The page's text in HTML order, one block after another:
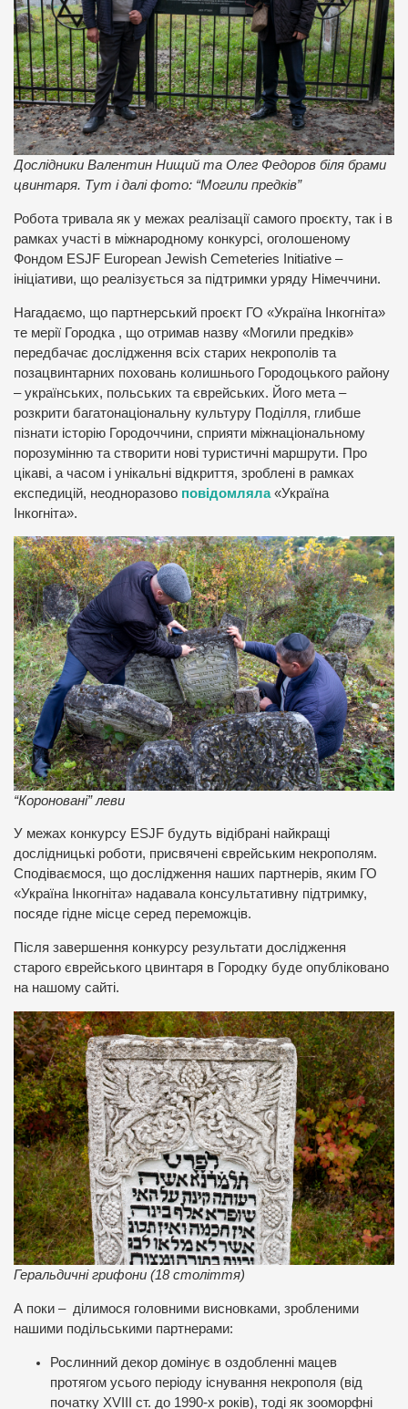
Дослідники Валентин Нищий та Олег Федоров біля брами
цвинтаря. Тут і далі фото: “Могили предків”
Робота тривала як у межах реалізації самого проєкту, так і в
рамках участі в міжнародному конкурсі, оголошеному
Фондом ESJF European Jewish Cemeteries Initiative –
ініціативи, що реалізується за підтримки уряду Німеччини.
Нагадаємо, що партнерський проєкт ГО «Україна Інкогніта»
те мерії Городка , що отримав назву «Могили предків»
передбачає дослідження всіх старих некрополів та
позацвинтарних поховань колишнього Городоцького району
– українських, польських та єврейських. Його мета –
розкрити багатонаціональну культуру Поділля, глибше
пізнати історію Городоччини, сприяти міжнаціональному
порозумінню та створити нові туристичні маршрути. Про
цікаві, а часом і унікальні відкриття, зроблені в рамках
експедицій, неодноразово повідомляла«Україна
Інкогніта».
“Короновані” леви
У межах конкурсу ESJF будуть відібрані найкращі
дослідницькі роботи, присвячені єврейським некрополям.
Сподіваємося, що дослідження наших партнерів, яким ГО
«Україна Інкогніта» надавала консультативну підтримку,
посяде гідне місце серед переможців.
Після завершення конкурсу результати дослідження
старого єврейського цвинтаря в Городку буде опубліковано
на нашому сайті.
Геральдичні грифони (18 століття)
А поки – ділимося головними висновками, зробленими
нашими подільськими партнерами:
Рослинний декор домінує в оздобленні мацев
протягом усього періоду існування некрополя (від
початку XVIII ст. до 1990-х років), тоді як зооморфні